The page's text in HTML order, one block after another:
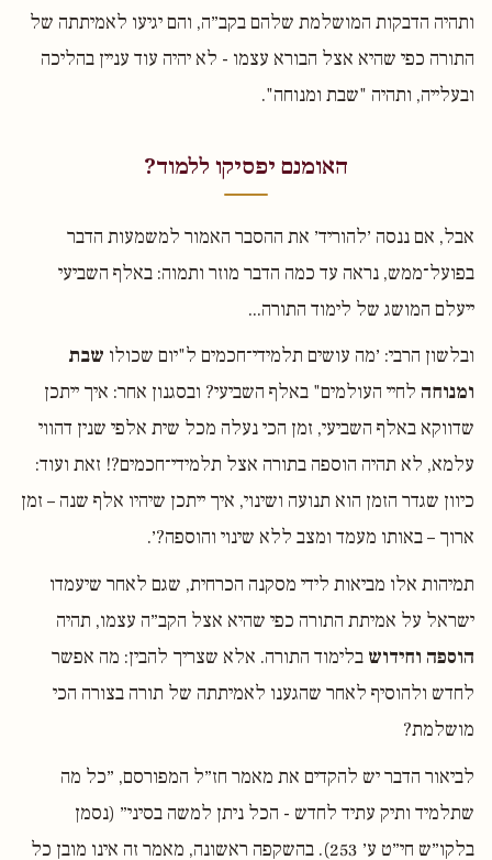
ותהיה הדבקות המושלמת שלהם בקב״ה, והם יגיעו לאמיתתה של
התורה כפי שהיא אצל הבורא עצמו - לא יהיה עוד עניין בהליכה
ובעלייה, ותהיה "שבת ומנוחה".
האומנם יפסיקו ללמוד?
אבל, אם ננסה ׳להוריד׳ את ההסבר האמור למשמעות הדבר
בפועל־ממש, נראה עד כמה הדבר מוזר ותמוה: באלף השביעי
ייעלם המושג של לימוד התורה...
ובלשון הרבי: ׳מה עושים תלמידי־חכמים ל"יום שכולו שבת
ומנוחה לחיי העולמים" באלף השביעי? ובסגנון אחר: איך ייתכן
שדווקא באלף השביעי, זמן הכי נעלה מכל שית אלפי שנין דהווי
עלמא, לא תהיה הוספה בתורה אצל תלמידי־חכמים?! זאת ועוד:
כיוון שגדר הזמן הוא תנועה ושינוי, איך ייתכן שיהיו אלף שנה – זמן
ארוך – באותו מעמד ומצב ללא שינוי והוספה?׳.
תמיהות אלו מביאות לידי מסקנה הכרחית, שגם לאחר שיעמדו
ישראל על אמיתת התורה כפי שהיא אצל הקב״ה עצמו, תהיה
הוספה וחידוש בלימוד התורה. אלא שצריך להבין: מה אפשר
לחדש ולהוסיף לאחר שהגענו לאמיתתה של תורה בצורה הכי
מושלמת?
לביאור הדבר יש להקדים את מאמר חז״ל המפורסם, ״כל מה
שתלמיד ותיק עתיד לחדש - הכל ניתן למשה בסיני״ (נסמן
בלקו״ש חי״ט ע׳ 253). בהשקפה ראשונה, מאמר זה אינו מובן כל